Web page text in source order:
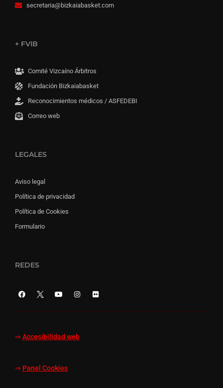
secretaria@bizkaiabasket.com
+ FVIB
Comité Vizcaíno Árbitros
Fundación Bizkaiabasket
Reconocimientos médicos / ASFEDEBI
Correo web
LEGALES
Aviso legal
Política de privacidad
Política de Cookies
Formulario
REDES
⇒ Accesibilidad web
⇒ Panel Cookies